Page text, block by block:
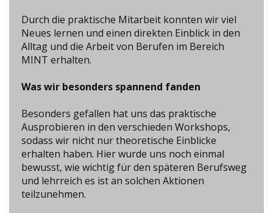
Durch die praktische Mitarbeit konnten wir viel
Neues lernen und einen direkten Einblick in den
Alltag und die Arbeit von Berufen im Bereich
MINT erhalten.
Was wir besonders spannend fanden
Besonders gefallen hat uns das praktische
Ausprobieren in den verschieden Workshops,
sodass wir nicht nur theoretische Einblicke
erhalten haben. Hier wurde uns noch einmal
bewusst, wie wichtig für den späteren Berufsweg
und lehrreich es ist an solchen Aktionen
teilzunehmen.